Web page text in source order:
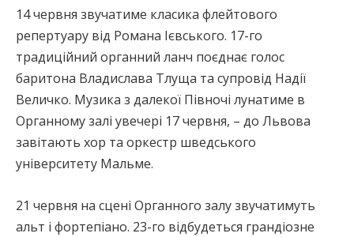
14 червня звучатиме класика флейтового
репертуару від Романа Ієвського. 17-го
традиційний органний ланч поєднає голос
баритона Владислава Тлуща та супровід Надії
Величко. Музика з далекої Півночі лунатиме в
Органному залі увечері 17 червня, – до Львова
завітають хор та оркестр шведського
університету Мальме.
21 червня на сцені Органного залу звучатимуть
альт і фортепіано. 23-го відбудеться грандіозне